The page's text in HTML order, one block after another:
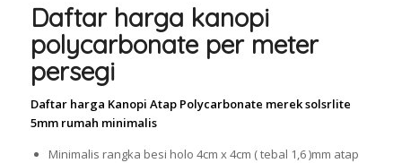
Daftar harga kanopi
polycarbonate per meter
persegi
Daftar harga Kanopi Atap Polycarbonate merek solsrlite
5mm rumah minimalis
Minimalis rangka besi holo 4cm x 4cm ( tebal 1,6 )mm atap